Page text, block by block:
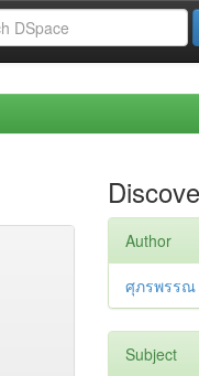
Author
ศุภรพรร
Subject